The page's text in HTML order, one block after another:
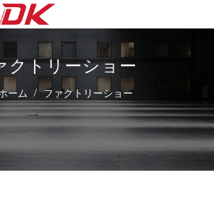
クトリーショー
ーム / ファクトリーショー